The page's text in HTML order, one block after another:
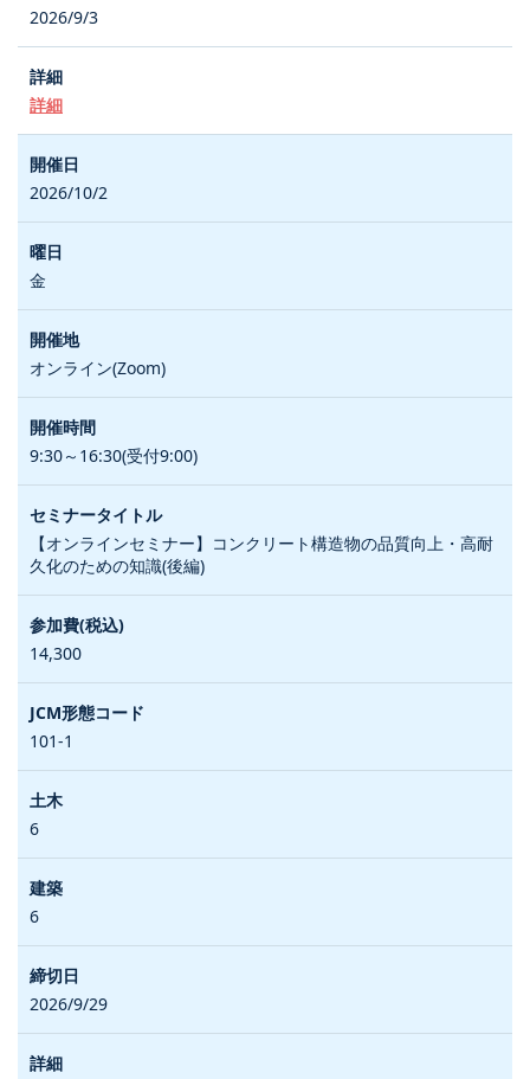
2026/9/3
詳細
2026/10/2
金
オンライン(Zoom)
9:30～16:30(受付9:00)
【オンラインセミナー】コンクリート構造物の品質向上・高耐
久化のための知識(後編)
14,300
101-1
6
6
2026/9/29